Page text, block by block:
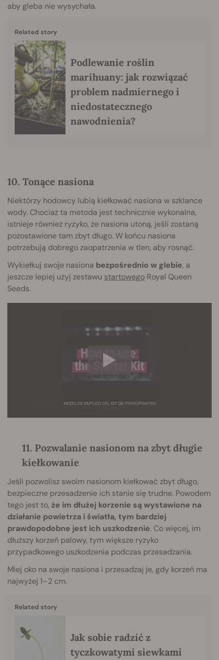
aby gleba nie wysychała.
Related story
Podlewanie roślin
marihuany: jak rozwiązać
problem nadmiernego i
niedostatecznego
nawodnienia?
10. Tonące nasiona
Niektórzy hodowcy lubią kiełkować nasiona w szklance
wody. Chociaż ta metoda jest technicznie wykonalna,
istnieje również ryzyko, że nasiona utoną, jeśli zostaną
pozostawione tam zbyt długo. W końcu nasiona
potrzebują dobrego zaopatrzenia w tlen, aby rosnąć.
Wykiełkuj swoje nasiona bezpośrednio w glebie, a
jeszcze lepiej użyj zestawu startowego Royal Queen
Seeds.
11. Pozwalanie nasionom na zbyt długie
kiełkowanie
Jeśli pozwolisz swoim nasionom kiełkować zbyt długo,
bezpieczne przesadzenie ich stanie się trudne. Powodem
tego jest to, że im dłużej korzenie są wystawione na
działanie powietrza i światła, tym bardziej
prawdopodobne jest ich uszkodzenie. Co więcej, im
dłuższy korzeń palowy, tym większe ryzyko
przypadkowego uszkodzenia podczas przesadzania.
Miej oko na swoje nasiona i przesadzaj je, gdy korzeń ma
najwyżej 1–2 cm.
Related story
Jak sobie radzić z
tyczkowatymi siewkami